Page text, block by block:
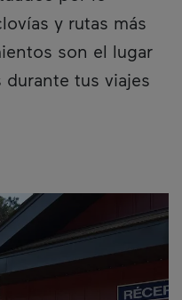
y rutas más
son el lugar
durante tus viajes